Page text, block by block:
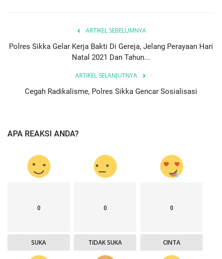
ARTIKEL SEBELUMNYA
Polres Sikka Gelar Kerja Bakti Di Gereja, Jelang Perayaan Hari
Natal 2021 Dan Tahun...
ARTIKEL SELANJUTNYA
Cegah Radikalisme, Polres Sikka Gencar Sosialisasi
APA REAKSI ANDA?
0
SUKA
0
TIDAK SUKA
0
CINTA